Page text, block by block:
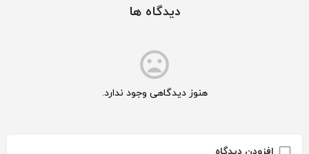
دیدگاه ها
هنوز دیدگاهی وجود ندارد.